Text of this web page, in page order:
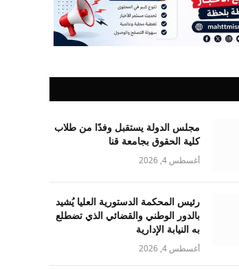
مجلس الدولة يستقبل وفدًا من طلاب
كلية الحقوق بجامعة قنا
أغسطس 4, 2026
رئيس المحكمة الدستورية العليا يُشيد
بالدور الوطني والقضائي الذي تضطلع
به النيابة الإدارية
أغسطس 4, 2026